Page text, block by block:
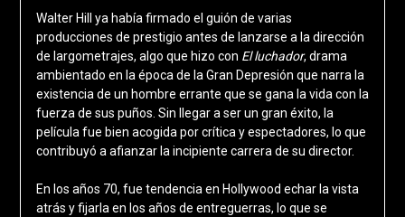
Walter Hill ya había firmado el guión de varias
producciones de prestigio antes de lanzarse a la dirección
de largometrajes, algo que hizo con El luchador, drama
ambientado en la época de la Gran Depresión que narra la
existencia de un hombre errante que se gana la vida con la
fuerza de sus puños. Sin llegar a ser un gran éxito, la
película fue bien acogida por crítica y espectadores, lo que
contribuyó a afianzar la incipiente carrera de su director.
En los años 70, fue tendencia en Hollywood echar la vista
atrás y fijarla en los años de entreguerras, lo que se